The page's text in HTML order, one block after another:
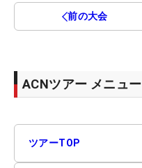
前の大会
ACNツアー メニュー
ツアーTOP